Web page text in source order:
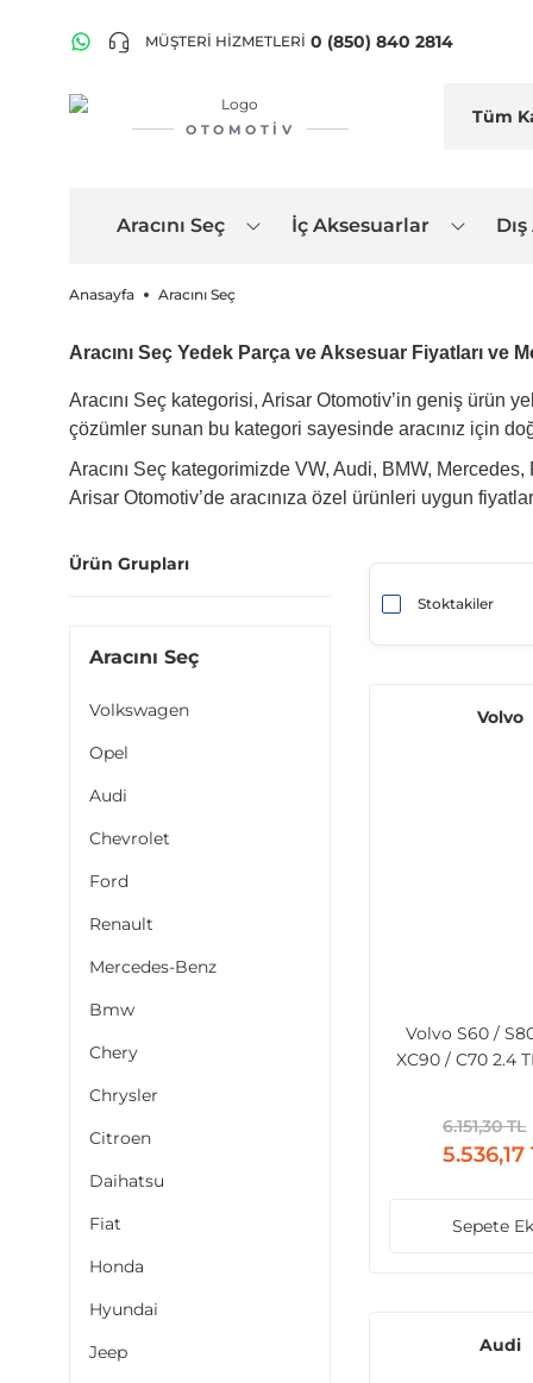
MÜŞTERİ HİZMETLERİ 0 (850) 840 2814
OTOMOTIV
Aracını Seç İç Aksesuarlar
Anasayfa Aracını Seç
Aracını Seç Yedek Parça ve Aksesuar Fiyatları ve
Aracını Seç kategorisi, Arisar Otomotiv’in geniş ürün
çözümler sunan bu kategori sayesinde aracınız için
Aracını Seç kategorimizde VW, Audi, BMW,
Arisar Otomotiv’de aracınıza özel ürünleri uygun
Ürün Grupları
Aracını Seç
Volkswagen
Opel
Audi
Chevrolet
Ford
Renault
Mercedes-Benz
Bmw
Chery
Chrysler
Citroen
Daihatsu
Fiat
Honda
Hyundai
Jeep
Stoktakiler
Volvo
Volvo S60 /
XC90 / C70 2.4
6.151,30 TL
5.536,17
Sepete
Audi